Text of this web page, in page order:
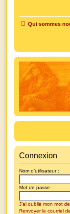
Qui sommes
Connexion
Nom d’utilisateur :
Mot de passe :
J’ai oublié mon mot
Renvoyer le courriel